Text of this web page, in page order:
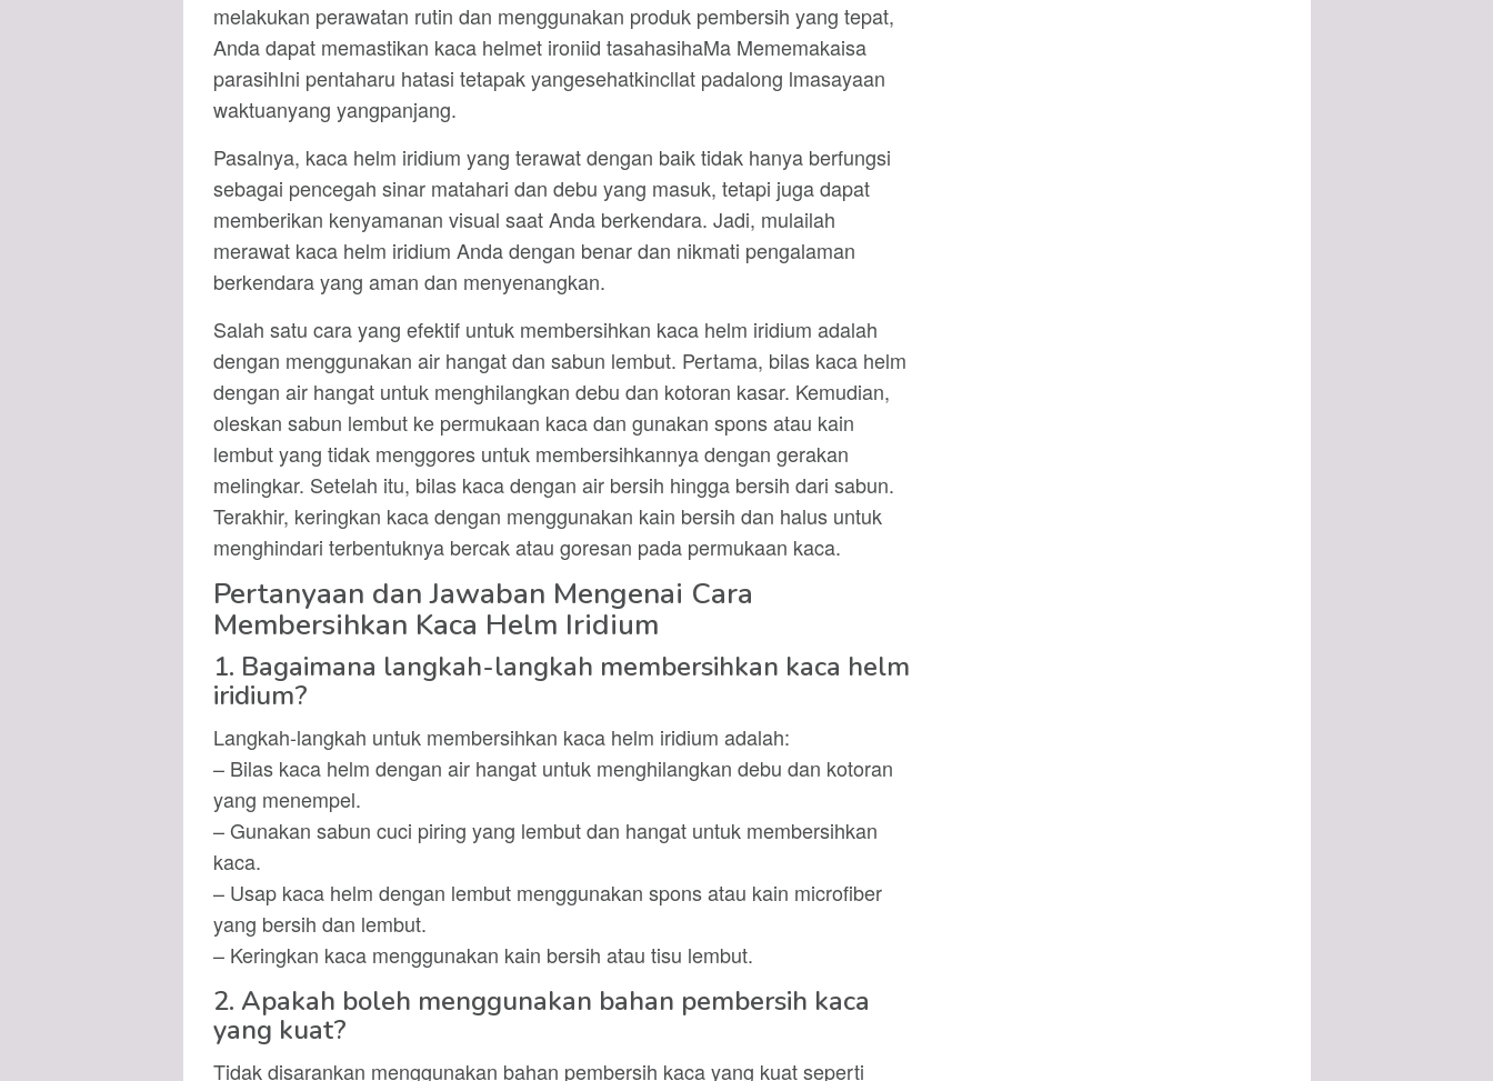
melakukan perawatan rutin dan menggunakan produk pembersih yang tepat,
Anda dapat memastikan kaca helmet ironiid tasahasihaMa Mememakaisa
parasihIni pentaharu hatasi tetapak yangesehatkincllat padalong lmasayaan
waktuanyang yangpanjang.
Pasalnya, kaca helm iridium yang terawat dengan baik tidak hanya berfungsi
sebagai pencegah sinar matahari dan debu yang masuk, tetapi juga dapat
memberikan kenyamanan visual saat Anda berkendara. Jadi, mulailah
merawat kaca helm iridium Anda dengan benar dan nikmati pengalaman
berkendara yang aman dan menyenangkan.
Salah satu cara yang efektif untuk membersihkan kaca helm iridium adalah
dengan menggunakan air hangat dan sabun lembut. Pertama, bilas kaca helm
dengan air hangat untuk menghilangkan debu dan kotoran kasar. Kemudian,
oleskan sabun lembut ke permukaan kaca dan gunakan spons atau kain
lembut yang tidak menggores untuk membersihkannya dengan gerakan
melingkar. Setelah itu, bilas kaca dengan air bersih hingga bersih dari sabun.
Terakhir, keringkan kaca dengan menggunakan kain bersih dan halus untuk
menghindari terbentuknya bercak atau goresan pada permukaan kaca.
Pertanyaan dan Jawaban Mengenai Cara
Membersihkan Kaca Helm Iridium
1. Bagaimana langkah-langkah membersihkan kaca helm
iridium?
Langkah-langkah untuk membersihkan kaca helm iridium adalah:
– Bilas kaca helm dengan air hangat untuk menghilangkan debu dan kotoran
yang menempel.
– Gunakan sabun cuci piring yang lembut dan hangat untuk membersihkan
kaca.
– Usap kaca helm dengan lembut menggunakan spons atau kain microfiber
yang bersih dan lembut.
– Keringkan kaca menggunakan kain bersih atau tisu lembut.
2. Apakah boleh menggunakan bahan pembersih kaca
yang kuat?
Tidak disarankan menggunakan bahan pembersih kaca yang kuat seperti